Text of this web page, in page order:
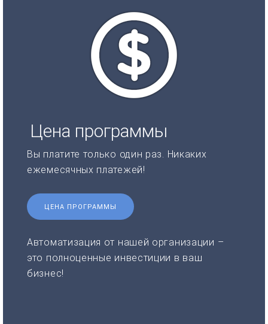
Цена программы
Вы платите только один раз. Никаких
ежемесячных платежей!
ЦЕНА ПРОГРАММЫ
Автоматизация от нашей организации –
это полноценные инвестиции в ваш
бизнес!